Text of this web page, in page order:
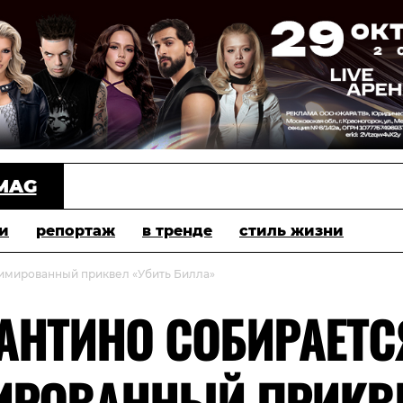
репортаж в тренде стиль жизни
приквел «Убить Билла»